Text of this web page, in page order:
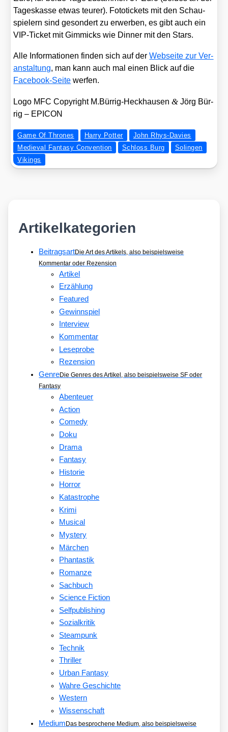
Tages­kas­se etwas teu­rer). Foto­ti­ckets mit den Schau­
spie­lern sind geson­dert zu erwer­ben, es gibt auch ein
VIP-Ticket mit Gim­micks wie Din­ner mit den Stars.
Alle Infor­ma­tio­nen fin­den sich auf derWeb­sei­te zur Ver­
an­stal­tung, man kann auch mal einen Blick auf die
Face­book-Sei­te wer­fen.
Logo MFC Copy­right M.Bürrig-Heckhausen& Jörg Bür­
rig – EPICON
Game Of Thrones Harry Potter
John Rhys-Davies
Medieval Fantasy Convention
Schloss Burg
Solingen
Vikings
Artikelkategorien
BeitragsartDie Art des Artikels, also beispielsweise
Kommentar oder Rezension
Artikel
Erzählung
Featured
Gewinnspiel
Interview
Kommentar
Leseprobe
Rezension
GenreDie Genres des Artikel, also beispielsweise SF oder
Fantasy
Abenteuer
Action
Comedy
Doku
Drama
Fantasy
Historie
Horror
Katastrophe
Krimi
Musical
Mystery
Märchen
Phantastik
Romanze
Sachbuch
Science Fiction
Selfpublishing
Sozialkritik
Steampunk
Technik
Thriller
Urban Fantasy
Wahre Geschichte
Western
Wissenschaft
MediumDas besprochene Medium, also beispielsweise